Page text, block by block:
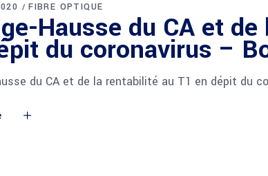
FIBRE OPTIQUE
Hausse du CA et
du coronavirus –
du CA et de la rentabilité au T1 en dépit du